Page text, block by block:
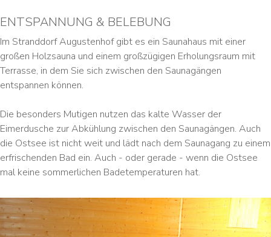
ENTSPANNUNG & BELEBUNG
Im Stranddorf Augustenhof gibt es ein Saunahaus mit einer
großen Holzsauna und einem großzügigen Erholungsraum mit
Terrasse, in dem Sie sich zwischen den Saunagängen
entspannen können.
Die besonders Mutigen nutzen das kalte Wasser der
Eimerdusche zur Abkühlung zwischen den Saunagängen. Auch
die Ostsee ist nicht weit und lädt nach dem Saunagang zu einem
erfrischenden Bad ein. Auch - oder gerade - wenn die Ostsee
mal keine sommerlichen Badetemperaturen hat.